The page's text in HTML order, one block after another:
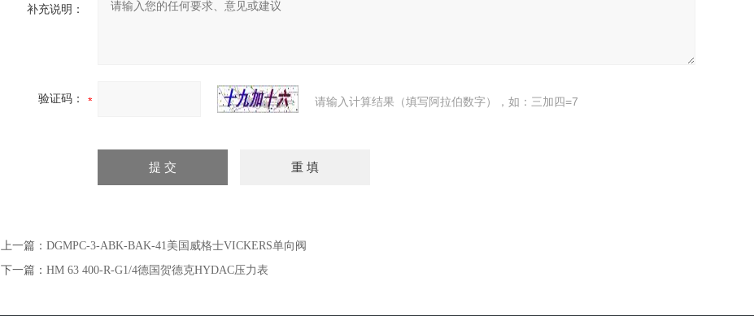
补充说明：
验证码： 请输入计算结果（填写阿拉伯数字），如：三加四=7
上一篇： DGMPC-3-ABK-BAK-41美国威格士VICKERS单向阀
下一篇： HM 63 400-R-G1/4德国贺德克HYDAC压力表